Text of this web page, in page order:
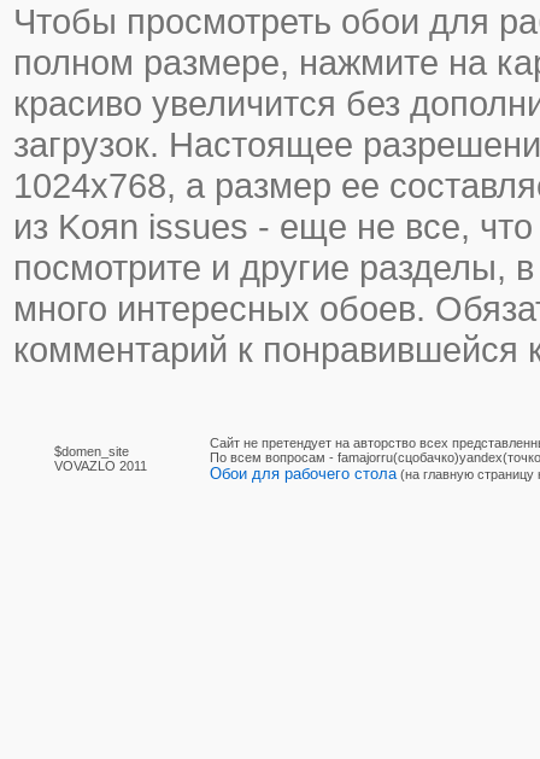
Чтобы просмотреть обои для
полном размере, нажмите на
красиво увеличится без
загрузок. Настоящее
1024х768, а размер ее
из Koяn issues - еще не все, что
посмотрите и другие разделы,
много интересных обоев.
комментарий к понравившейся
$domen_site
VOVAZLO 2011
Сайт не претендует на авторство всех
По вcем вопросам -
Обои для рабочего стола (на главную страницу